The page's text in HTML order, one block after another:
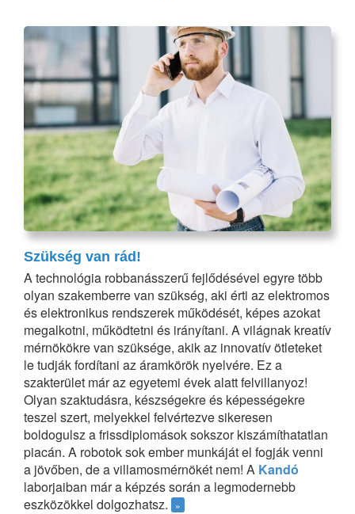
Szükség van rád!
A technológia robbanásszerű fejlődésével egyre több
olyan szakemberre van szükség, aki érti az elektromos
és elektronikus rendszerek működését, képes azokat
megalkotni, működtetni és irányítani. A világnak kreatív
mérnökökre van szüksége, akik az innovatív ötleteket
le tudják fordítani az áramkörök nyelvére. Ez a
szakterület már az egyetemi évek alatt felvillanyoz!
Olyan szaktudásra, készségekre és képességekre
teszel szert, melyekkel felvértezve sikeresen
boldogulsz a frissdiplomások sokszor kiszámíthatatlan
piacán. A robotok sok ember munkáját el fogják venni
a jövőben, de a villamosmérnökét nem! A Kandó
laborjaiban már a képzés során a legmodernebb
eszközökkel dolgozhatsz.
»